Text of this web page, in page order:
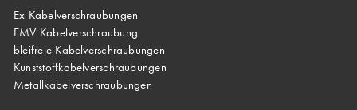
Ex Kabelverschraubungen
EMV Kabelverschraubung
bleifreie Kabelverschraubungen
Kunststoffkabelverschraubungen
Metallkabelverschraubungen